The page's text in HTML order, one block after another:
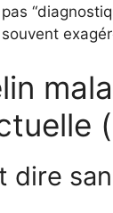
souvent
dire